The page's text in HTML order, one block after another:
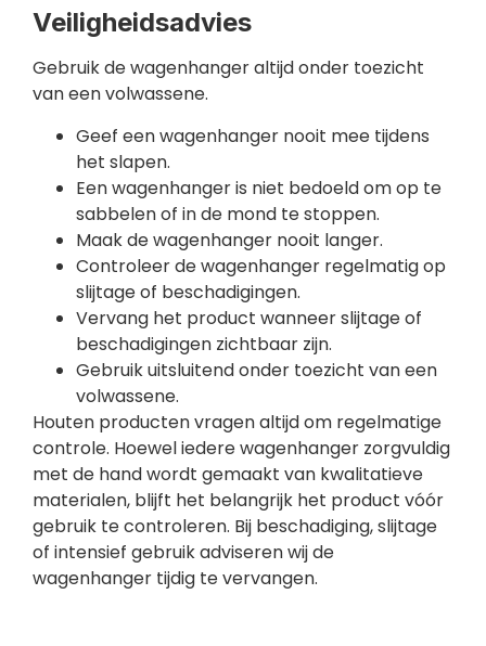
Veiligheidsadvies
Gebruik de wagenhanger altijd onder toezicht
van een volwassene.
Geef een wagenhanger nooit mee tijdens
het slapen.
Een wagenhanger is niet bedoeld om op te
sabbelen of in de mond te stoppen.
Maak de wagenhanger nooit langer.
Controleer de wagenhanger regelmatig op
slijtage of beschadigingen.
Vervang het product wanneer slijtage of
beschadigingen zichtbaar zijn.
Gebruik uitsluitend onder toezicht van een
volwassene.
Houten producten vragen altijd om regelmatige
controle. Hoewel iedere wagenhanger zorgvuldig
met de hand wordt gemaakt van kwalitatieve
materialen, blijft het belangrijk het product vóór
gebruik te controleren. Bij beschadiging, slijtage
of intensief gebruik adviseren wij de
wagenhanger tijdig te vervangen.